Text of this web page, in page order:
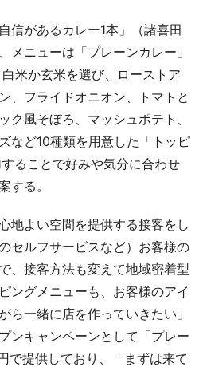
信があるカレー1本」（諸喜田
メニューは「プレーンカレー」
米か玄米を選び、ローストア
、フライドオニオン、トマトと
ク風そぼろ、マッシュポテト、
など10種類を用意した「トッピ
ることで好みや気分に合わせ
する。
地よい空間を提供する接客をし
セルフサービスなど）お客様の
、接客方法も変えて地域密着型
ングメニューも、お客様のアイ
ら一緒に店を作っていきたい」
ンキャンペーンとして「プレー
で提供しており、「まずは来て